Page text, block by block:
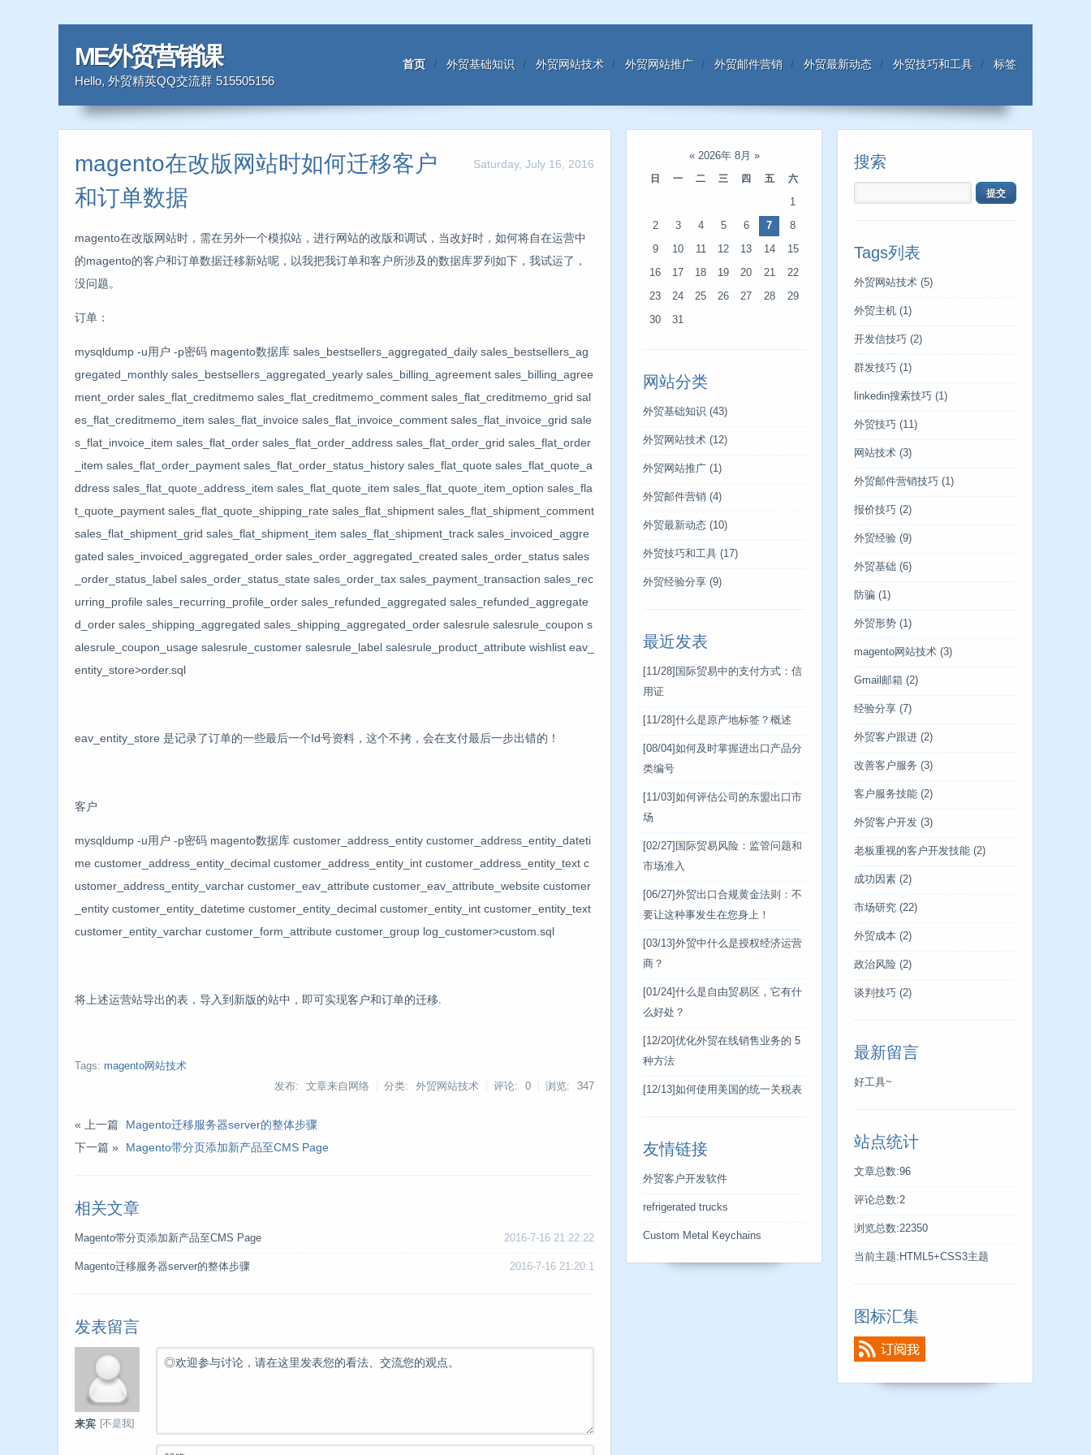
ME外贸营销课
Hello, 外贸精英QQ交流群 515505156
首页 外贸基础知识 外贸网站技术 外贸网站推广 外贸邮件营销 外贸最新动态 外贸技巧和工具 标签
Saturday, July 16, 2016
magento在改版网站时如何迁移客户
和订单数据
magento在改版网站时，需在另外一个模拟站，进行网站的改版和调试，当改好时，如何将自在运营中
的magento的客户和订单数据迁移新站呢，以我把我订单和客户所涉及的数据库罗列如下，我试运了，
没问题。
订单：
mysqldump -u用户 -p密码 magento数据库 sales_bestsellers_aggregated_daily sales_bestsellers_ag
gregated_monthly sales_bestsellers_aggregated_yearly sales_billing_agreement sales_billing_agree
ment_order sales_flat_creditmemo sales_flat_creditmemo_comment sales_flat_creditmemo_grid sal
es_flat_creditmemo_item sales_flat_invoice sales_flat_invoice_comment sales_flat_invoice_grid sale
s_flat_invoice_item sales_flat_order sales_flat_order_address sales_flat_order_grid sales_flat_order
_item sales_flat_order_payment sales_flat_order_status_history sales_flat_quote sales_flat_quote_a
ddress sales_flat_quote_address_item sales_flat_quote_item sales_flat_quote_item_option sales_fla
t_quote_payment sales_flat_quote_shipping_rate sales_flat_shipment sales_flat_shipment_comment
sales_flat_shipment_grid sales_flat_shipment_item sales_flat_shipment_track sales_invoiced_aggre
gated sales_invoiced_aggregated_order sales_order_aggregated_created sales_order_status sales
_order_status_label sales_order_status_state sales_order_tax sales_payment_transaction sales_rec
urring_profile sales_recurring_profile_order sales_refunded_aggregated sales_refunded_aggregate
d_order sales_shipping_aggregated sales_shipping_aggregated_order salesrule salesrule_coupon s
alesrule_coupon_usage salesrule_customer salesrule_label salesrule_product_attribute wishlist eav_
entity_store>order.sql
eav_entity_store 是记录了订单的一些最后一个Id号资料，这个不拷，会在支付最后一步出错的！
客户
mysqldump -u用户 -p密码 magento数据库 customer_address_entity customer_address_entity_dateti
me customer_address_entity_decimal customer_address_entity_int customer_address_entity_text c
ustomer_address_entity_varchar customer_eav_attribute customer_eav_attribute_website customer
_entity customer_entity_datetime customer_entity_decimal customer_entity_int customer_entity_text
customer_entity_varchar customer_form_attribute customer_group log_customer>custom.sql
将上述运营站导出的表，导入到新版的站中，即可实现客户和订单的迁移.
Tags: magento网站技术
发布: 文章来自网络
分类: 外贸网站技术 评论: 0 浏览: 347
« 上一篇
Magento迁移服务器server的整体步骤
下一篇 »
Magento带分页添加新产品至CMS Page
相关文章
2016-7-16 21:22:22
Magento带分页添加新产品至CMS Page
2016-7-16 21:20:1
Magento迁移服务器server的整体步骤
发表留言
◎欢迎参与讨论，请在这里发表您的看法、交流您的观点。
来宾 [不是我]
« 2026年 8月 »
日
一 二 三 四 五 六
1
2 3 4 5 6 7 8
9 10 11 12 13 14 15
16 17 18 19 20 21 22
23 24 25 26 27 28 29
30 31
网站分类
外贸基础知识 (43)
外贸网站技术 (12)
外贸网站推广 (1)
外贸邮件营销 (4)
外贸最新动态 (10)
外贸技巧和工具 (17)
外贸经验分享 (9)
最近发表
[11/28] 国际贸易中的支付方式：信
用证
[11/28] 什么是原产地标签？概述
[08/04] 如何及时掌握进出口产品分
类编号
[11/03] 如何评估公司的东盟出口市
场
[02/27] 国际贸易风险：监管问题和
市场准入
[06/27] 外贸出口合规黄金法则：不
要让这种事发生在您身上！
[03/13] 外贸中什么是授权经济运营
商？
[01/24] 什么是自由贸易区，它有什
么好处？
[12/20] 优化外贸在线销售业务的 5
种方法
[12/13] 如何使用美国的统一关税表
友情链接
外贸客户开发软件
refrigerated trucks
Custom Metal Keychains
搜索
Tags列表
外贸网站技术 (5)
外贸主机 (1)
开发信技巧 (2)
群发技巧 (1)
linkedin搜索技巧 (1)
外贸技巧 (11)
网站技术 (3)
外贸邮件营销技巧 (1)
报价技巧 (2)
外贸经验 (9)
外贸基础 (6)
防骗 (1)
外贸形势 (1)
magento网站技术 (3)
Gmail邮箱 (2)
经验分享 (7)
外贸客户跟进 (2)
改善客户服务 (3)
客户服务技能 (2)
外贸客户开发 (3)
老板重视的客户开发技能 (2)
成功因素 (2)
市场研究 (22)
外贸成本 (2)
政治风险 (2)
谈判技巧 (2)
最新留言
好工具~
站点统计
文章总数:96
评论总数:2
浏览总数:22350
当前主题:HTML5+CSS3主题
图标汇集